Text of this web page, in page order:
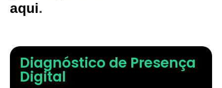
aqui.
Diagnóstico de Presença
Digital